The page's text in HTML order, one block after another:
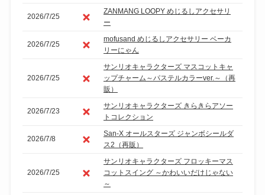
2026/7/25
ZANMANG LOOPY めじるしアクセサリ
ー
2026/7/25
mofusand めじるしアクセサリー ベーカ
リーにゃん
2026/7/25
サンリオキャラクターズ マスコットキャ
ップチャーム～パステルカラーver.～（再
販）
2026/7/23
サンリオキャラクターズ きらきらアソー
トコレクション
2026/7/8
San-X オールスターズ ジャンボシールダ
ス2（再販）
2026/7/25
サンリオキャラクターズ フロッキーマス
コットスイング ～かわいいだけじゃない
～